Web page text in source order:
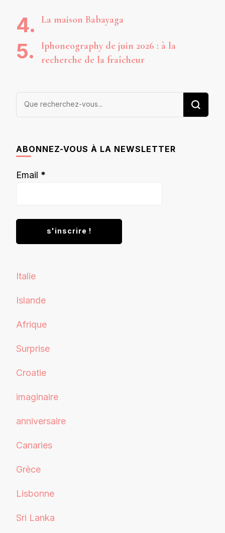
La maison Babayaga
Iphoneography de juin 2026 : à la
recherche de la fraîcheur
Vous
ABONNEZ-VOUS À LA NEWSLETTER
Email *
Italie
Islande
Afrique
Surprise
Croatie
imaginaire
anniversaire
Canaries
Grèce
Lisbonne
Sri Lanka